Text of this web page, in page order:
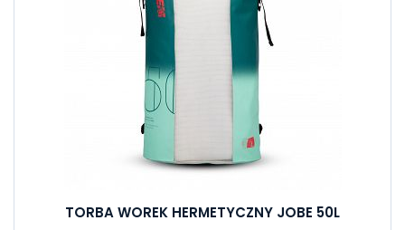
TORBA WOREK HERMETYCZNY JOBE 50L